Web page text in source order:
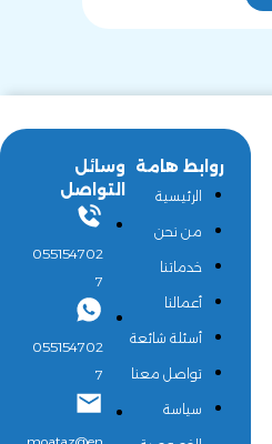
روابط هامة
الرئيسية
من نحن
خدماتنا
أعمالنا
أسئلة شائعة
تواصل معنا
سياسة
وسائل
التواصل
055154702
7
055154702
7